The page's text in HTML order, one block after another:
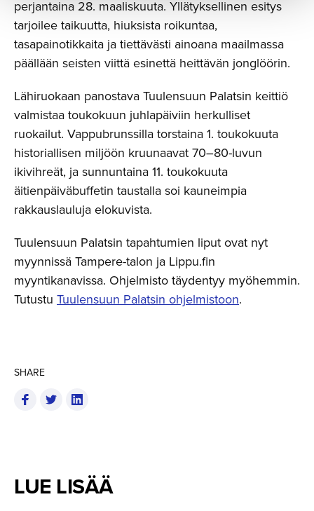
SHARE
perjantaina 28. maaliskuuta. Yllätyksellinen esitys
tarjoilee taikuutta, hiuksista roikuntaa,
tasapainotikkaita ja tiettävästi ainoana maailmassa
päällään seisten viittä esinettä heittävän jonglöörin.
Lähiruokaan panostava Tuulensuun Palatsin keittiö
valmistaa toukokuun juhlapäiviin herkulliset
ruokailut. Vappubrunssilla torstaina 1. toukokuuta
historiallisen miljöön kruunaavat 70–80-luvun
ikivihreät, ja sunnuntaina 11. toukokuuta
äitienpäiväbuffetin taustalla soi kauneimpia
rakkauslauluja elokuvista.
Tuulensuun Palatsin tapahtumien liput ovat nyt
myynnissä Tampere-talon ja Lippu.fin
myyntikanavissa. Ohjelmisto täydentyy myöhemmin.
Tutustu Tuulensuun Palatsin ohjelmistoon.
LUE LISÄÄ